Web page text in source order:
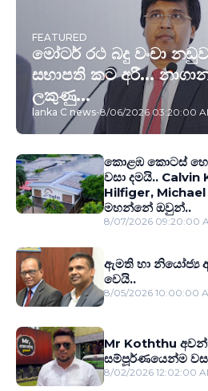
FEATURED
මෝටර් රථ බදු වංචා
සභාපති කට අරී...
ලකුණු...
lanka C news-8/06/2026 03:20:00
කොළඹ කොටස්
වසා දමයි.. Calvin
Hilfiger, Michael
මහන්නේ ඔවුන්..
8/07/2026 09:20:00
ඇමති හා නියෝජ්‍ය
වෙයි..
8/05/2026 10:00:00
Mr Koththu
සම්පූර්ණයෙන්ම
8/02/2026 12:02:00